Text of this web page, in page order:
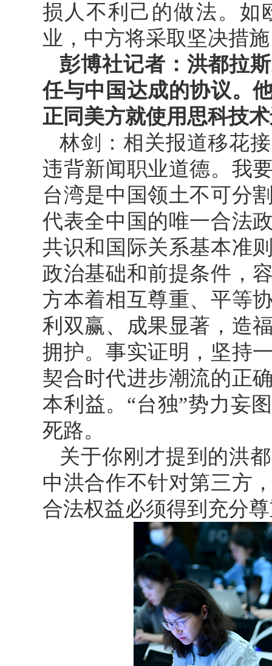
损人不利己的做法。如
业，中方将采取坚决措
彭博社记者：洪都拉
任与中国达成的协议。
正同美方就使用思科技
林剑：相关报道移花
违背新闻职业道德。我
台湾是中国领土不可分
代表全中国的唯一合法
共识和国际关系基本准
政治基础和前提条件，
方本着相互尊重、平等
利双赢、成果显著，造
拥护。事实证明，坚持
契合时代进步潮流的正
本利益。“台独”势力妄
死路。
关于你刚才提到的洪
中洪合作不针对第三方
合法权益必须得到充分